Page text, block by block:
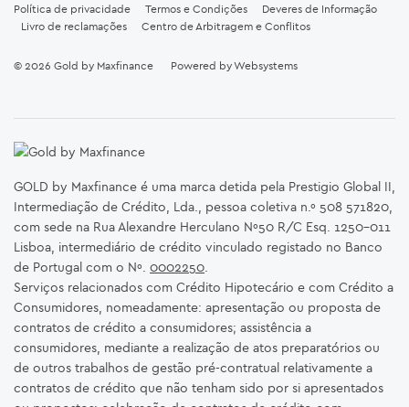
Política de privacidade Termos e Condições
Deveres de Informação
Livro de reclamações
Centro de Arbitragem e Conflitos
© 2026 Gold by Maxfinance Powered byWebsystems
GOLD by Maxfinance é uma marca detida pela Prestigio Global II,
Intermediação de Crédito, Lda., pessoa coletiva n.º 508 571820,
com sede na Rua Alexandre Herculano Nº50 R/C Esq. 1250-011
Lisboa, intermediário de crédito vinculado registado no Banco
de Portugal com o Nº. 0002250.
Serviços relacionados com Crédito Hipotecário e com Crédito a
Consumidores, nomeadamente: apresentação ou proposta de
contratos de crédito a consumidores; assistência a
consumidores, mediante a realização de atos preparatórios ou
de outros trabalhos de gestão pré-contratual relativamente a
contratos de crédito que não tenham sido por si apresentados